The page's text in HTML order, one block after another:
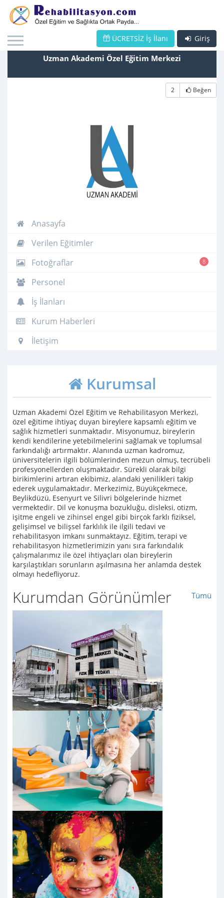
Giriş
ÜCRETSİZ İş İlanı
Uzman Akademi Özel Eğitim Merkezi
2 Beğen
Anasayfa
Verilen Eğitimler
8
Fotoğraflar
Personel
İş İlanları
Kurum Haberleri
İletişim
Kurumsal
Uzman Akademi Özel Eğitim ve Rehabilitasyon Merkezi,
özel eğitime ihtiyaç duyan bireylere kapsamlı eğitim ve
sağlık hizmetleri sunmaktadır. Misyonumuz, bireylerin
kendi kendilerine yetebilmelerini sağlamak ve toplumsal
farkındalığı artırmaktır. Alanında uzman kadromuz,
üniversitelerin ilgili bölümlerinden mezun olmuş, tecrübeli
profesyonellerden oluşmaktadır. Sürekli olarak bilgi
birikimlerini artıran ekibimiz, alandaki yenilikleri takip
ederek uygulamaktadır. Merkezimiz, Büyükçekmece,
Beylikdüzü, Esenyurt ve Silivri bölgelerinde hizmet
vermektedir. Dil ve konuşma bozukluğu, disleksi, otizm,
işitme engeli ve zihinsel engel gibi birçok farklı fiziksel,
gelişimsel ve bilişsel farklılık ile ilgili tedavi ve
rehabilitasyon imkanı sunmaktayız. Eğitim, terapi ve
rehabilitasyon hizmetlerimizin yanı sıra farkındalık
çalışmalarımız ile özel ihtiyaçları olan bireylerin
karşılaştıkları sorunların aşılmasına her anlamda destek
olmayı hedefliyoruz.
Kurumdan Görünümler Tümü